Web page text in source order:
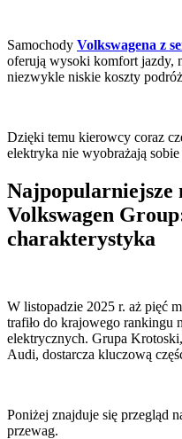
Samochody Volkswagena z
oferują wysoki komfort jazdy,
niezwykle niskie koszty
Dzięki temu kierowcy coraz
elektryka nie wyobrażają
Najpopularniejsze
Volkswagen
charakterystyka
W listopadzie 2025 r. aż pięć
trafiło do krajowego rankingu
elektrycznych. Grupa
Audi, dostarcza kluczową
Poniżej znajduje się przegląd
przewag.